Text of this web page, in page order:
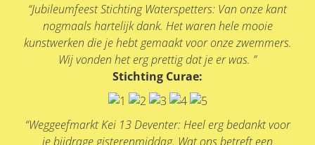
“Jubileumfeest Stichting Waterspetters: Van onze kant
nogmaals hartelijk dank. Het waren hele mooie
kunstwerken die je hebt gemaakt voor onze zwemmers.
Wij vonden het erg prettig dat je er was. ”
Stichting Curae:
“Weggeefmarkt Kei 13 Deventer: Heel erg bedankt voor
je bijdrage gisterenmiddag. Wat ons betreft een